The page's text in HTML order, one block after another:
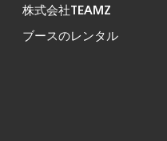
株式会社TEAMZ
ブースのレンタル